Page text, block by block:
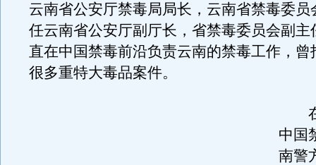
云南省公安厅禁毒局局长，云南省禁毒委员
任云南省公安厅副厅长，省禁毒委员会副主
直在中国禁毒前沿负责云南的禁毒工作，曾
很多重特大毒品案件。
在
中国
南警